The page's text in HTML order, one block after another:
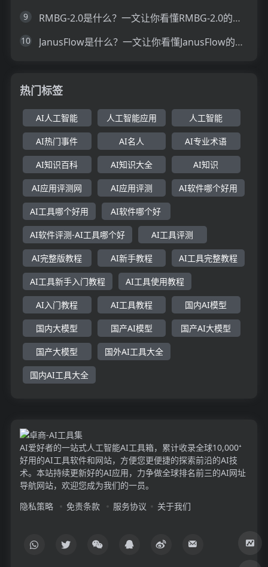
9 RMBG-2.0是什么？一文让你看懂RMBG-2.0的技术原理、主要功能、应用场景
10 JanusFlow是什么？一文让你看懂JanusFlow的技术原理、主要功能、应用场景
热门标签
AI人工智能 人工智能应用 人工智能
AI热门事件 AI名人 AI专业术语
AI知识百科 AI知识大全 AI知识
AI应用评测网 AI应用评测 AI软件哪个好用
AI工具哪个好用 AI软件哪个好
AI软件评测-AI工具哪个好 AI工具评测
AI完整版教程 AI新手教程 AI工具完整教程
AI工具新手入门教程 AI工具使用教程
AI入门教程 AI工具教程 国内AI模型
国内大模型 国产AI模型 国产AI大模型
国产大模型 国外AI工具大全
国内AI工具大全
AI爱好者的一站式人工智能AI工具箱，累计收录全球10,000⁺
好用的AI工具软件和网站，方便您更便捷的探索前沿的AI技
术。本站持续更新好的AI应用，力争做全球排名前三的AI网址
导航网站，欢迎您成为我们的一员。
隐私策略
免责条款 服务协议 关于我们